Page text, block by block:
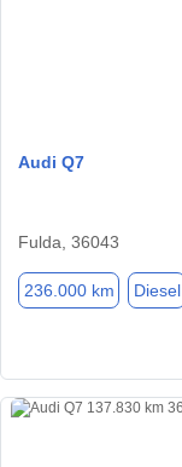
Audi Q7
Fulda, 36043
236.000 km Diesel